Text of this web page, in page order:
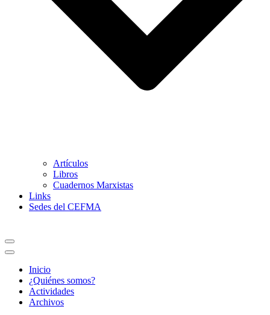
Artículos
Libros
Cuadernos Marxistas
Links
Sedes del CEFMA
Menú
de
Menú
navegación
Inicio
¿Quiénes somos?
Actividades
Archivos